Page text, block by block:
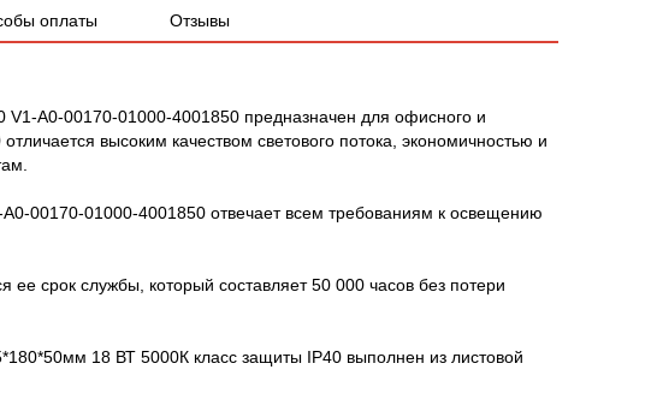
оплаты Отзывы
A0-00170-01000-4001850 предназначен для офисного и
высоким качеством светового потока, экономичностью и
00170-01000-4001850 отвечает всем требованиям к освещению
срок службы, который составляет 50 000 часов без потери
18 ВТ 5000К класс защиты IP40 выполнен из листовой